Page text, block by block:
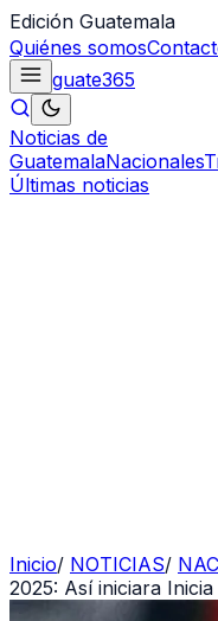
Edición Guatemala
Quiénes somos
guate365
Noticias de
GuatemalaNacionales
Últimas noticias
Inicio/ NOTICIAS/
2025: Así iniciara